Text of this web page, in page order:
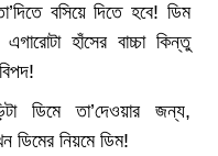
বসিয়ে দিতে হবে! ডিম
হাঁসের বাচ্চা কিন্তু
ডিমে তা’দেওয়ার জন্য,
ডিমের নিয়মে ডিম!